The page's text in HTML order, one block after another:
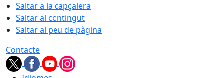
Saltar a la capçalera
Saltar al contingut
Saltar al peu de pàgina
Contacte